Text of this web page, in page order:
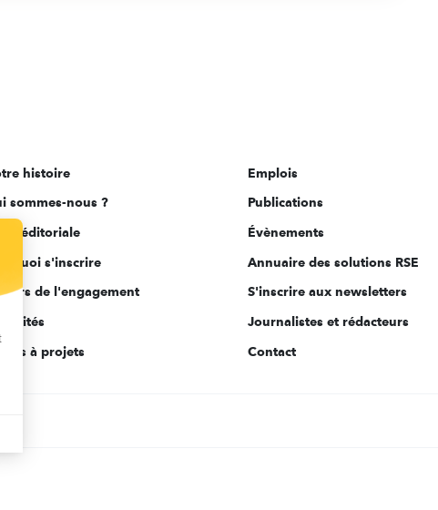
histoire
sommes-nous ?
éditoriale
s'inscrire
de l'engagement
à projets
Emplois
Publications
Évènements
Annuaire des solutions RSE
S'inscrire aux newsletters
Journalistes et rédacteurs
Contact
de confidentialité, en garantissant la conformité